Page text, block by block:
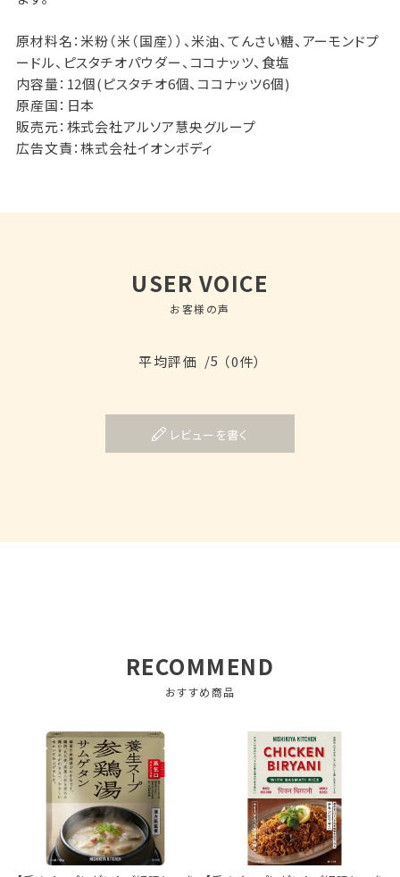
原材料名：米粉（米（国産））、米油、てんさい糖、アーモンドプ
ードル、ピスタチオパウダー、ココナッツ、食塩
内容量：12個(ピスタチオ6個、ココナッツ6個)
原産国：日本
販売元：株式会社アルソア慧央グループ
広告文責：株式会社イオンボディ
USER VOICE
お客様の声
平均評価 /5 （0件）
レビューを書く
RECOMMEND
おすすめ商品